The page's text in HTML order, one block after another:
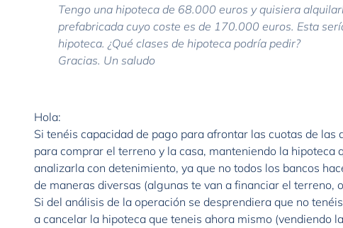
Tengo una hipoteca de 68.000 euros y quisiera
prefabricada cuyo coste es de 170.000 euros. Esta
hipoteca. ¿Qué clases de hipoteca podría pedir?
Gracias. Un saludo
Hola:
Si tenéis capacidad de pago para afrontar las cuotas de
para comprar el terreno y la casa, manteniendo la hipoteca
analizarla con detenimiento, ya que no todos los bancos
de maneras diversas (algunas te van a financiar el terreno,
Si del análisis de la operación se desprendiera que no
a cancelar la hipoteca que teneis ahora mismo (vendiendo